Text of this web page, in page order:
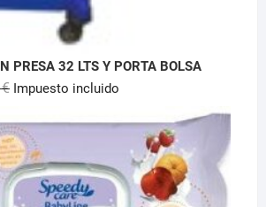
PRESA 32 LTS Y PORTA BOLSA
€ El
original
era:
131,89 €.
El
actual
es:
84,69 €.
Impuesto incluido